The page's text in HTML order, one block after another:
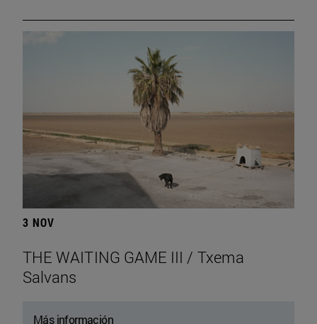
3 NOV
THE WAITING GAME III / Txema
Salvans
Más información